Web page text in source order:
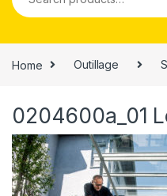
Home Outillage
0204600a_01